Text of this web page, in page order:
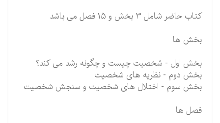
کتاب حاضر شامل 3 بخش و 15 فصل می باشد
بخش ها
بخش اول - شخصیت چیست و چگونه رشد می کند؟
بخش دوم - نظریه های شخصیت
بخش سوم - اختلال های شخصیت و سنجش شخصیت
فصل ها